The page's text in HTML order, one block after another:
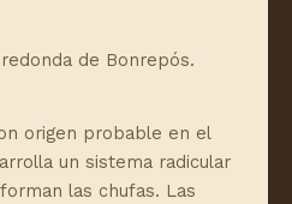
de Bonrepós.
origen probable en el
un sistema radicular
las chufas. Las